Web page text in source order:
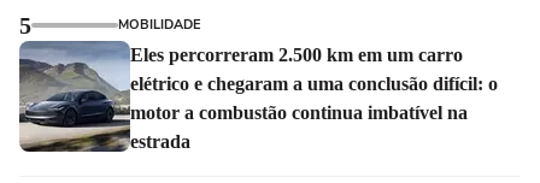
5 MOBILIDADE
Eles percorreram 2.500 km em um carro
elétrico e chegaram a uma conclusão difícil: o
motor a combustão continua imbatível na
estrada